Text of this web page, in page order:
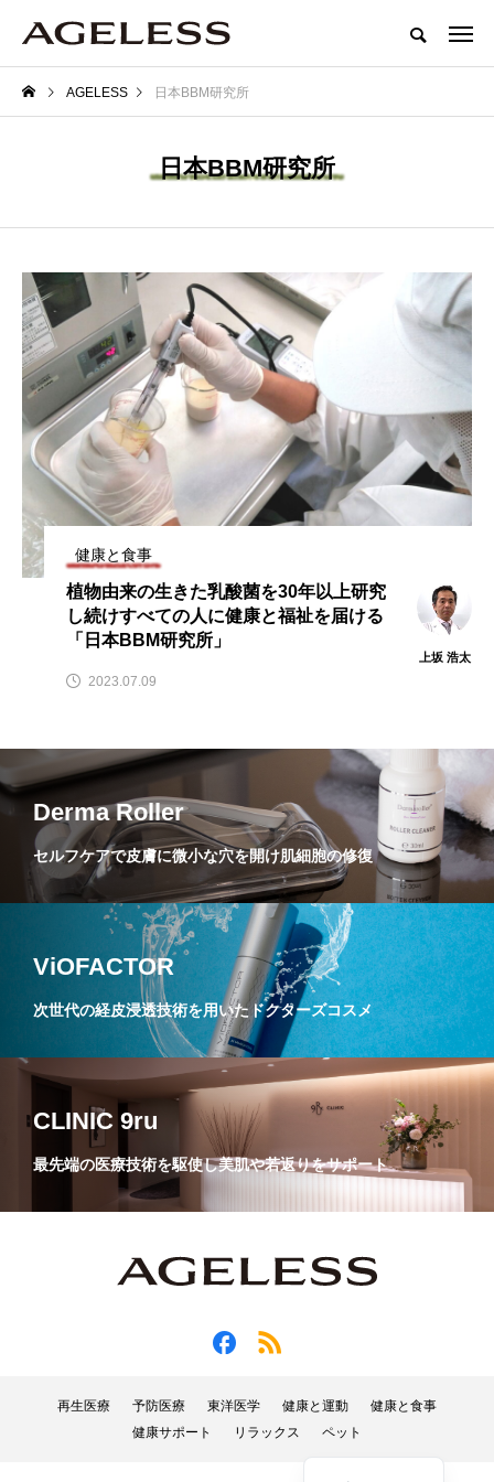
AGELESS 日本BBM研究所
日本BBM研究所
健康と食事
植物由来の生きた乳酸菌を30年以上研究
し続けすべての人に健康と福祉を届ける
「日本BBM研究所」
上坂 浩太
2023.07.09
Derma Roller
セルフケアで皮膚に微小な穴を開け肌細胞の修復
ViOFACTOR
次世代の経皮浸透技術を用いたドクターズコスメ
CLINIC 9ru
最先端の医療技術を駆使し美肌や若返りをサポート
再生医療 予防医療 東洋医学 健康と運動
健康と食事
健康サポート
リラックス ペット